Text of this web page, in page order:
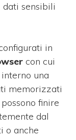
sensibili
in
con cui
una
memorizzati
finire
dal
o anche